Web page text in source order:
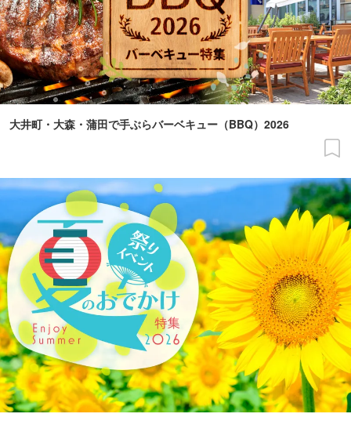
大井町・大森・蒲田で手ぶらバーベキュー（BBQ）2026